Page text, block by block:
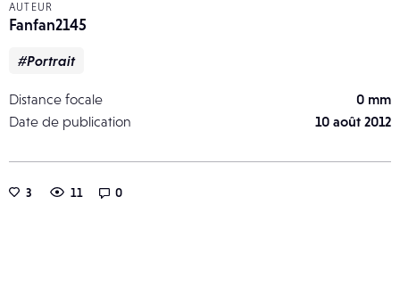
AUTEUR
Fanfan2145
#Portrait
Distance focale
0 mm
Date de publication
10 août 2012
3 11 0